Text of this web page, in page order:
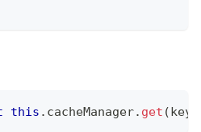
this . cacheManager. get ( key